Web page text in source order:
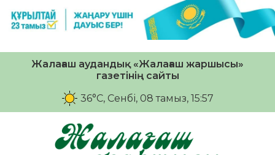
Жалағаш аудандық «Жалағаш жаршысы»
газетінің сайты
36°C, Сенбі, 08 тамыз, 15:57